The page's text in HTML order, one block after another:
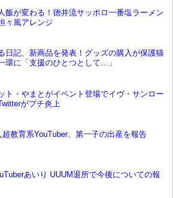
飯が変わる！徳井流サッポロ一番塩ラーメン
々風アレンジ
日記、新商品を発表！グッズの購入が保護猫
環に「支援のひとつとして…」
ト・やまとがイベント登場でイヴ・サンロー
がプチ炎上
超教育系YouTuber、第一子の出産を報告
あいり UUUM退所で今後についての報